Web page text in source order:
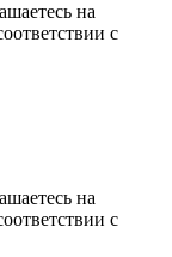
на
с
на
с